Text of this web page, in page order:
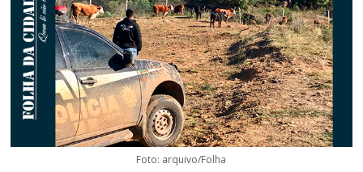
Foto: arquivo/Folha